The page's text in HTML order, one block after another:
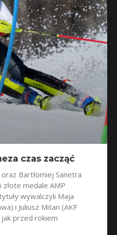
czas zacząć
Bartłomiej Sanetra
medale AMP
wywalczyli Maja
i Juliusz Mitan (AKF
przed rokiem